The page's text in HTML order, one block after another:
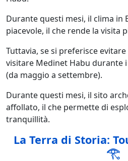
Durante questi mesi, il clima in
piacevole, il che rende la visita
Tuttavia, se si preferisce
visitare Medinet Habu durante
(da maggio a settembre).
Durante questi mesi, il sito
affollato, il che permette di
tranquillità.
La Terra di Storia:
𓂀